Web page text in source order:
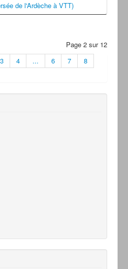
de l'Ardèche à VTT)
Page 2 sur 12
3 4 ... 6 7
8